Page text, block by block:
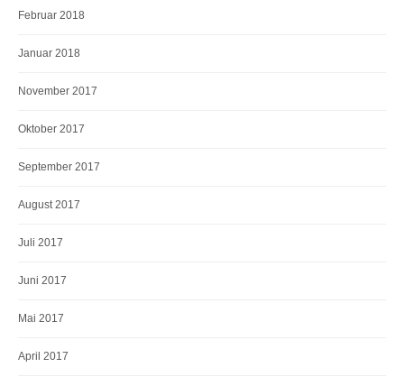
Februar 2018
Januar 2018
November 2017
Oktober 2017
September 2017
August 2017
Juli 2017
Juni 2017
Mai 2017
April 2017